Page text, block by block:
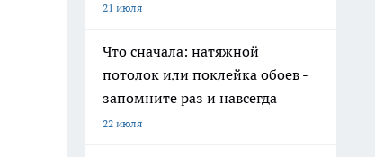
21 июля
Что сначала: натяжной
потолок или поклейка обоев -
запомните раз и навсегда
22 июля